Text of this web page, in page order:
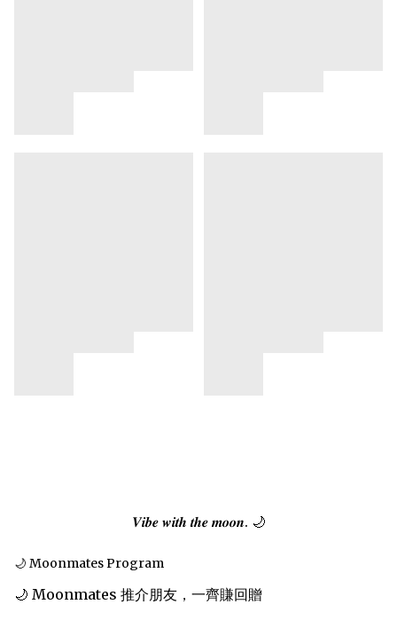
𝑽𝒊𝒃𝒆 𝒘𝒊𝒕𝒉 𝒕𝒉𝒆 𝒎𝒐𝒐𝒏. 🌙
🌙 Moonmates Program
🌙 Moonmates 推介朋友，一齊賺回贈